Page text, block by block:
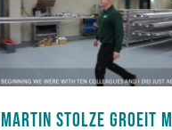
Martin Stolze groeit